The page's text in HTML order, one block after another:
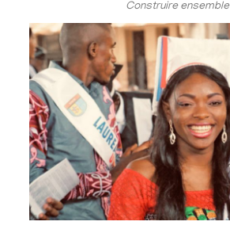
Construire ensemble